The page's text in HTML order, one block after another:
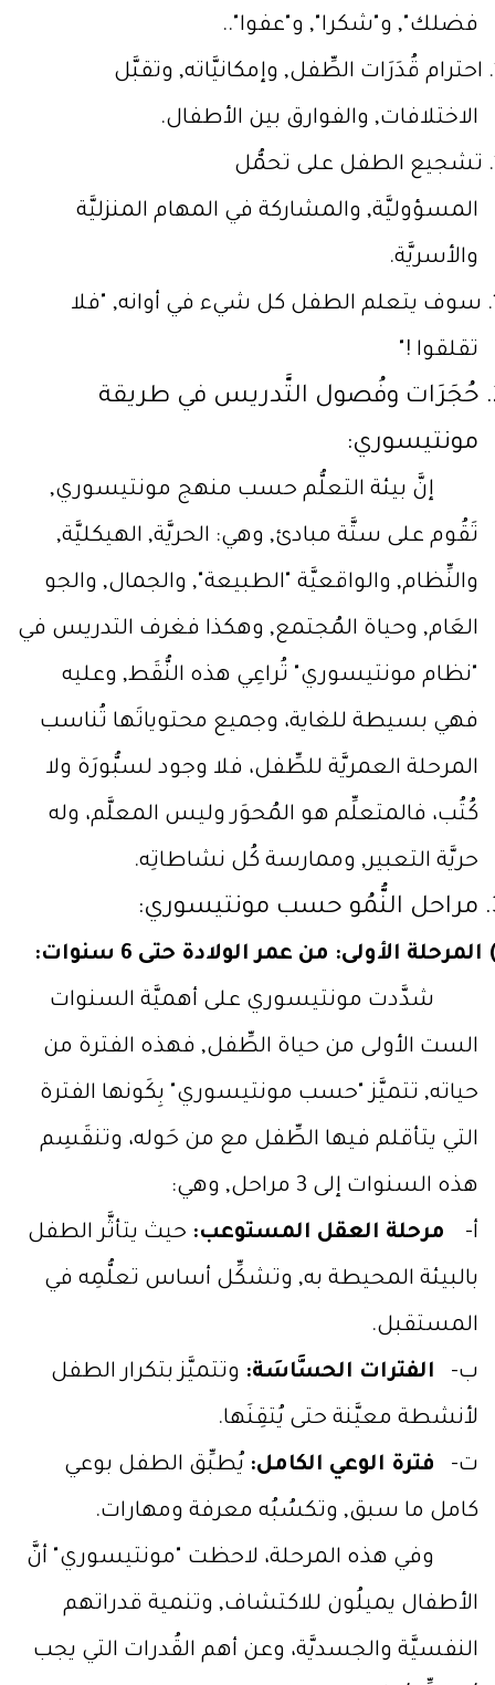
فضلك", و"شكرا", و"عفوا"..
احترام قُدَرَات الطِّفل, وإمكانيَّاته, وتقبَّل
الاختلافات, والفوارق بين الأطفال.
تشجيع الطفل على تحمُّل
المسؤوليَّة, والمشاركة في المهام المنزليَّة
والأسريَّة.
سوف يتعلم الطفل كل شيء في أوانه, "فلا
تقلقوا !"
حُجَرَات وفُصول التَّدريس في طريقة
مونتيسوري:
إنَّ بيئة التعلُّم حسب منهج مونتيسوري,
تَقُوم على ستَّة مبادئ, وهي: الحريَّة, الهيكليَّة,
والنِّظام, والواقعيَّة "الطبيعة", والجمال, والجو
العَام, وحياة المُجتمع, وهكذا فغرف التدريس في
"نظام مونتيسوري" تُراعِي هذه النُّقَط, وعليه
فهي بسيطة للغاية، وجميع محتوياتَها تُناسب
المرحلة العمريَّة للطِّفل، فلا وجود لسبُّورَة ولا
كُتُب، فالمتعلِّم هو المُحوَر وليس المعلَّم، وله
حريَّة التعبير, وممارسة كُل نشاطاتِه.
مراحل النُّمُو حسب مونتيسوري:
المرحلة الأولى: من عمر الولادة حتى 6 سنوات:
شدَّدت مونتيسوري على أهميَّة السنوات
الست الأولى من حياة الطِّفل, فهذه الفترة من
حياته, تتميَّز "حسب مونتيسوري" بِكَونها الفترة
التي يتأقلم فيها الطِّفل مع من حَوله، وتنقَسِم
هذه السنوات إلى 3 مراحل, وهي:
أ‌-
مرحلة العقل المستوعب: حيث يتأثَّر الطفل
بالبيئة المحيطة به, وتشكِّل أساس تعلُّمِه في
المستقبل.
ب‌-
الفترات الحسَّاسَة: وتتميَّز بتكرار الطفل
لأنشطة معيَّنة حتى يُتقِنَها.
ت‌-
فترة الوعي الكامل: يُطبِّق الطفل بوعي
كامل ما سبق, وتكسُبُه معرفة ومهارات.
وفي هذه المرحلة، لاحظت "مونتيسوري" أنَّ
الأطفال يميلُون للاكتشاف, وتنمية قدراتهم
النفسيَّة والجسديَّة، وعن أهم القُدرات التي يجب